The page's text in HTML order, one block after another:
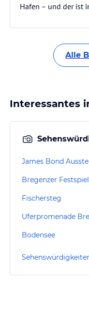
Hafen – und der ist
Alle
Interessantes
James Bond
Bregenzer
Fischersteg
Uferpromenade
Bodensee